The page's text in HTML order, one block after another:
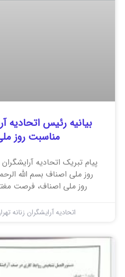
بیانیه رئیس اتحادیه
مناسبت روز
پیام تبریک اتحادیه
روز ملی اصناف بسم الله
روز ملی اصناف، فرصت
اتحادیه آرایشگران زنانه